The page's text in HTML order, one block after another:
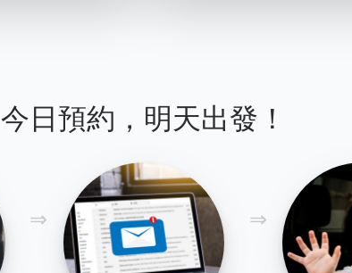
今日預約，明天出發！